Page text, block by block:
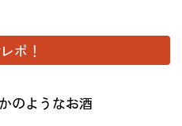
ポ！
のようなお酒